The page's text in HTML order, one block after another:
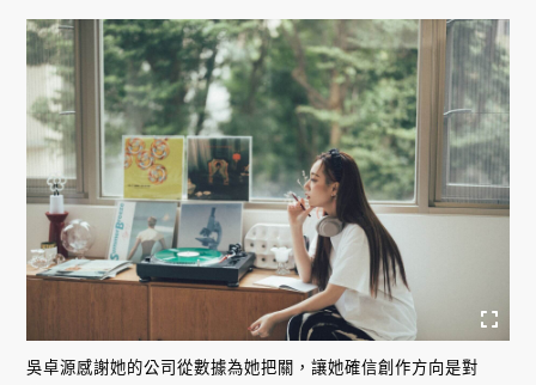
吳卓源感謝她的公司從數據為她把關，讓她確信創作方向是對